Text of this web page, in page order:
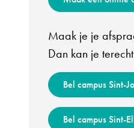
Maak je je
Dan kan je
Bel campus Sint-
Bel campus Sint-